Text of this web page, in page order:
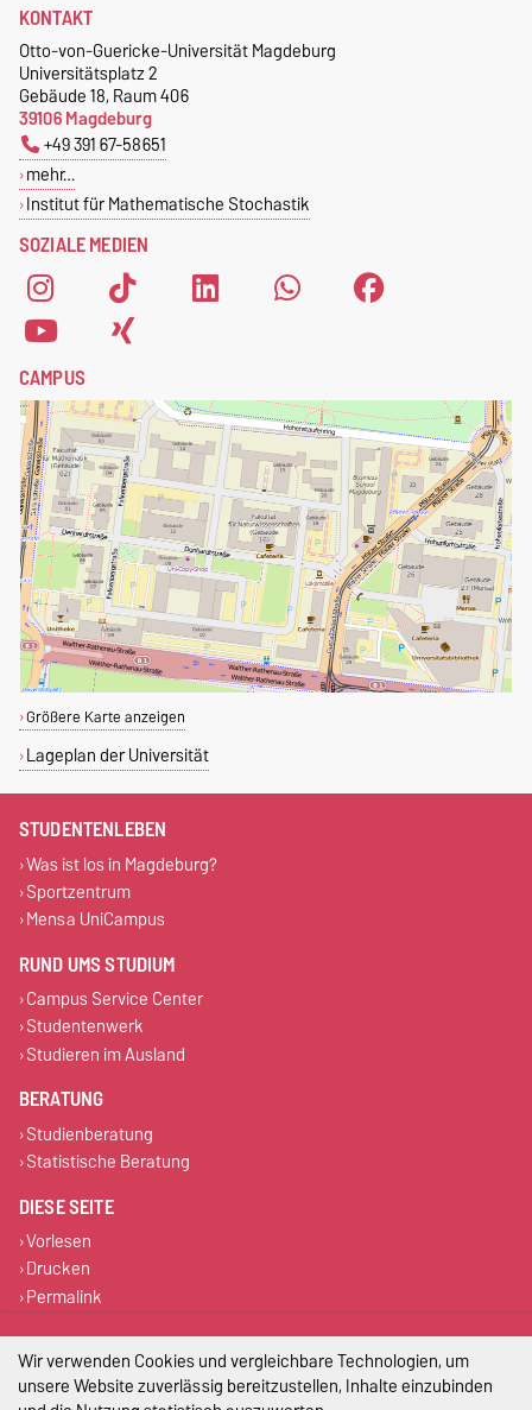
SOZIALE MEDIEN
KONTAKT
Otto-von-Guericke-Universität Magdeburg
Universitätsplatz 2
Gebäude 18, Raum 406
39106 Magdeburg
+49 391 67-58651
mehr…
Institut für Mathematische Stochastik
CAMPUS
Größere Karte anzeigen
Lageplan der Universität
STUDENTENLEBEN
Was ist los in Magdeburg?
Sportzentrum
Mensa UniCampus
RUND UMS STUDIUM
Campus Service Center
Studentenwerk
Studieren im Ausland
BERATUNG
Studienberatung
Statistische Beratung
DIESE SEITE
Vorlesen
Drucken
Permalink
Impressum
Datenschutz
Wir verwenden Cookies und vergleichbare Technologien, um
unsere Website zuverlässig bereitzustellen, Inhalte einzubinden